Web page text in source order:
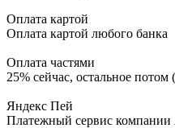
Оплата картой
Оплата картой любого банка
Оплата частями
25% сейчас, остальное потом
Яндекс Пей
Платежный сервис компании